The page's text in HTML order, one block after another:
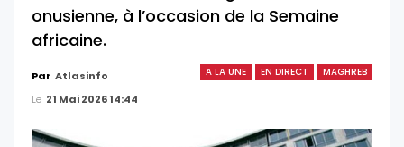
onusienne, à l’occasion de la Semaine
africaine.
A LA UNE EN DIRECT MAGHREB
Par Atlasinfo
Le 21 Mai 2026 14:44